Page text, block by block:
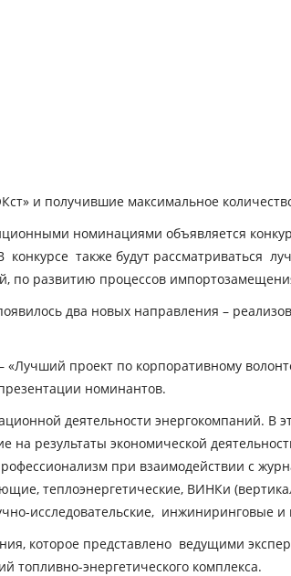
и получившие максимальное
номинациями объявляется
также будут рассматриваться
по развитию процессов
два новых направления –
проект по корпоративному
номинантов.
деятельности энергокомпаний. В
на результаты экономической
при взаимодействии с
теплоэнергетические, ВИНКи
исследовательские, инжиниринговые и
которое представлено ведущими
топливно-энергетического комплекса.